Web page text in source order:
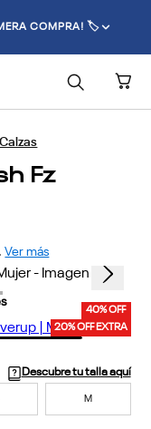
COMPRA! 🏷️
Fz
Ver más
40% OFF
20% OFF EXTRA
Descubre tu talla aquí
M